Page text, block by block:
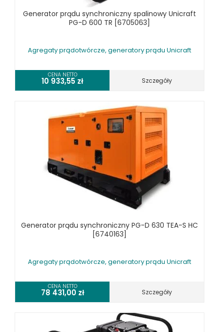
SPRZĘT CZYSZCZĄCY
SPRĘŻARKI I NARZĘDZIA PNEUMATYCZNE
SPRZĘT SPAWALNICZY
KOSZT DOSTAWY
Generator prądu synchroniczny spalinowy Unicraft
PG-D 600 TR [6705063]
Agregaty prądotwórcze, generatory prądu Unicraft
CENA NETTO
10 933,55 zł Szczegóły
Generator prądu synchroniczny PG-D 630 TEA-S HC
[6740163]
Agregaty prądotwórcze, generatory prądu Unicraft
CENA NETTO
78 431,00 zł Szczegóły